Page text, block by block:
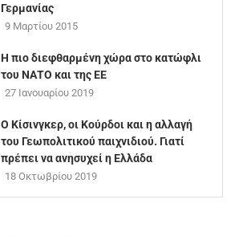
Γερμανίας
9 Μαρτίου 2015
Η πιο διεφθαρμένη χώρα στο κατώφλι
του ΝΑΤΟ και της ΕΕ
27 Ιανουαρίου 2019
Ο Κίσινγκερ, οι Κούρδοι και η αλλαγή
του Γεωπολιτικού παιχνιδιού. Γιατί
πρέπει να ανησυχεί η Ελλάδα
18 Οκτωβρίου 2019